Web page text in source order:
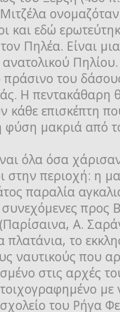
και εδώ
Πηλέα. Είναι
πράσινο του
Η πεντακάθαρη
κάθε επισκέπτη
φύση μακριά από
όλα όσα
στην περιοχή: η
παραλία
προς
Α.
το
ναυτικούς που
στις αρχές
με
του Ρήγα